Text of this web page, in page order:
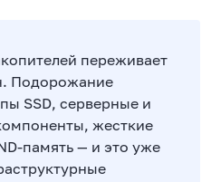
переживает
Подорожание
SSD, серверные и
жесткие
память — и это уже